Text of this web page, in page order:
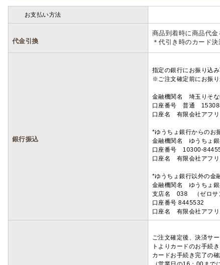
お支払い方法
代金引換
商品到着時に商品代
＊代引き時のカード
銀行振込
指定の銀行にお振り込
※ご注文確定前にお振
金融機関名 埼玉りそ
口座番号 普通
口座名 有限会社アフ
*ゆうちょ銀行からのお
金融機関名 ゆうちょ
口座番号 10300-
口座名 有限会社アフ
*ゆうちょ銀行以外の金
金融機関名 ゆうちょ
支店名 038 （ゼロサ
口座番号 8445532
口座名 有限会社アフ
ご注文確定後、決済サ
トよりカードのお手続
カードお手続き完了の